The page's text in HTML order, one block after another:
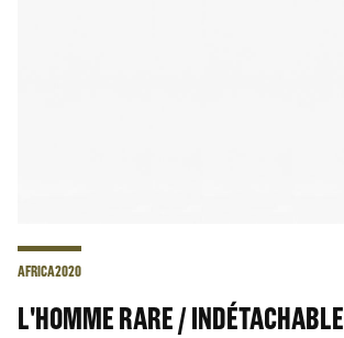
AFRICA2020
L'HOMME RARE / INDÉTACHABLE